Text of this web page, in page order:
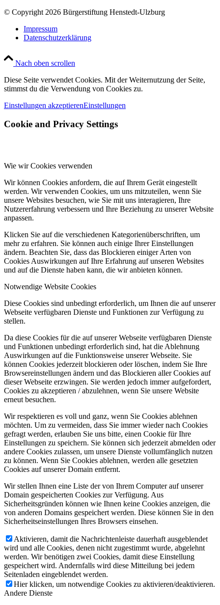
© Copyright 2026 Bürgerstiftung Henstedt-Ulzburg
Impressum
Datenschutzerklärung
Nach oben scrollen
Diese Seite verwendet Cookies. Mit der Weiternutzung der Seite,
stimmst du die Verwendung von Cookies zu.
Einstellungen akzeptierenEinstellungen
Cookie and Privacy Settings
Wie wir Cookies verwenden
Wir können Cookies anfordern, die auf Ihrem Gerät eingestellt
werden. Wir verwenden Cookies, um uns mitzuteilen, wenn Sie
unsere Websites besuchen, wie Sie mit uns interagieren, Ihre
Nutzererfahrung verbessern und Ihre Beziehung zu unserer Website
anpassen.
Klicken Sie auf die verschiedenen Kategorienüberschriften, um
mehr zu erfahren. Sie können auch einige Ihrer Einstellungen
ändern. Beachten Sie, dass das Blockieren einiger Arten von
Cookies Auswirkungen auf Ihre Erfahrung auf unseren Websites
und auf die Dienste haben kann, die wir anbieten können.
Notwendige Website Cookies
Diese Cookies sind unbedingt erforderlich, um Ihnen die auf unserer
Webseite verfügbaren Dienste und Funktionen zur Verfügung zu
stellen.
Da diese Cookies für die auf unserer Webseite verfügbaren Dienste
und Funktionen unbedingt erforderlich sind, hat die Ablehnung
Auswirkungen auf die Funktionsweise unserer Webseite. Sie
können Cookies jederzeit blockieren oder löschen, indem Sie Ihre
Browsereinstellungen ändern und das Blockieren aller Cookies auf
dieser Webseite erzwingen. Sie werden jedoch immer aufgefordert,
Cookies zu akzeptieren / abzulehnen, wenn Sie unsere Website
erneut besuchen.
Wir respektieren es voll und ganz, wenn Sie Cookies ablehnen
möchten. Um zu vermeiden, dass Sie immer wieder nach Cookies
gefragt werden, erlauben Sie uns bitte, einen Cookie für Ihre
Einstellungen zu speichern. Sie können sich jederzeit abmelden oder
andere Cookies zulassen, um unsere Dienste vollumfänglich nutzen
zu können. Wenn Sie Cookies ablehnen, werden alle gesetzten
Cookies auf unserer Domain entfernt.
Wir stellen Ihnen eine Liste der von Ihrem Computer auf unserer
Domain gespeicherten Cookies zur Verfügung. Aus
Sicherheitsgründen können wie Ihnen keine Cookies anzeigen, die
von anderen Domains gespeichert werden. Diese können Sie in den
Sicherheitseinstellungen Ihres Browsers einsehen.
Aktivieren, damit die Nachrichtenleiste dauerhaft ausgeblendet
wird und alle Cookies, denen nicht zugestimmt wurde, abgelehnt
werden. Wir benötigen zwei Cookies, damit diese Einstellung
gespeichert wird. Andernfalls wird diese Mitteilung bei jedem
Seitenladen eingeblendet werden.
Hier klicken, um notwendige Cookies zu aktivieren/deaktivieren.
Andere Dienste